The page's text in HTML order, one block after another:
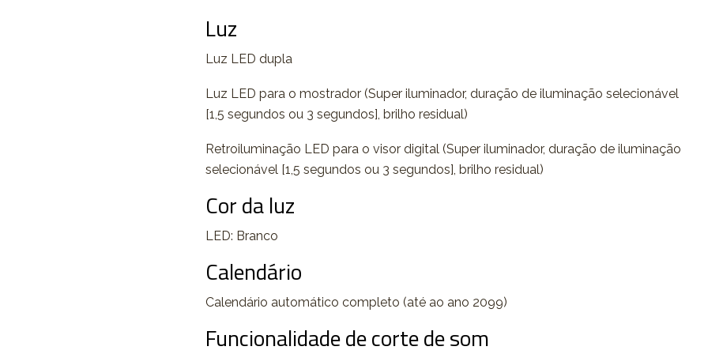
Luz
Luz LED dupla
Luz LED para o mostrador (Super iluminador, duração de iluminação selecionável
[1,5 segundos ou 3 segundos], brilho residual)
Retroiluminação LED para o visor digital (Super iluminador, duração de iluminação
selecionável [1,5 segundos ou 3 segundos], brilho residual)
Cor da luz
LED: Branco
Calendário
Calendário automático completo (até ao ano 2099)
Funcionalidade de corte de som